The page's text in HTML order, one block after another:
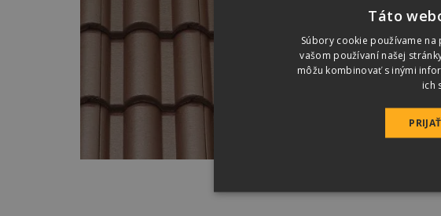
DANUBIA
Mocca
VYHĽADAŤ
Táto
Súbory cookie používame
vašom používaní našej
môžu kombinovať s inými
ich